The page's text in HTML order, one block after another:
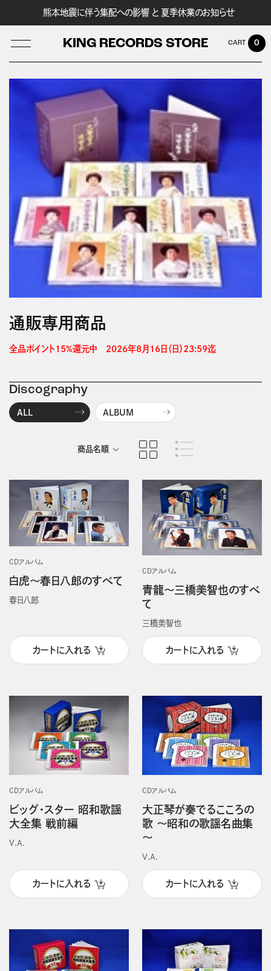
熊本地震に伴う集配への影響 と 夏季休業のお知らせ
KING RECORDS STORE
LOG IN
0
通販専用商品
全品ポイント15%還元中　2026年8月16日（日）23:59迄
Discography
ALL ALBUM
商品名順
CDアルバム
白虎～春日八郎のすべて
春日八郎
カートに入れる
CDアルバム
青龍～三橋美智也のすべ
て
三橋美智也
カートに入れる
CDアルバム
ビッグ・スター 昭和歌謡
大全集 戦前編
V.A.
カートに入れる
CDアルバム
大正琴が奏でるこころの
歌 ～昭和の歌謡名曲集
～
V.A.
カートに入れる